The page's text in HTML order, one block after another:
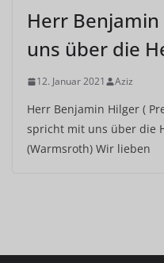
Herr
uns über die
12. Januar 2021 Aziz
Herr Benjamin Hilger (
spricht mit uns über die
(Warmsroth) Wir lieben